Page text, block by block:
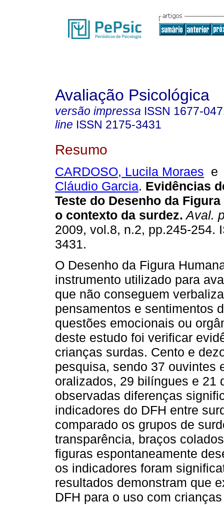
Avaliação Psicológica
versão impressa ISSN 1677-
line ISSN 2175-3431
Resumo
CARDOSO, Lucila Moraes
Cláudio Garcia. Evidências
Teste do Desenho da
o contexto da surdez. Aval.
2009, vol.8, n.2, pp.245-254.
3431.
O Desenho da Figura
instrumento utilizado para
que não conseguem
pensamentos e sentimentos
questões emocionais ou
deste estudo foi verificar
crianças surdas. Cento e
pesquisa, sendo 37 ouvintes
oralizados, 29 bilíngues e 21
observadas diferenças
indicadores do DFH entre
comparado os grupos de
transparência, braços
figuras espontaneamente
os indicadores foram
resultados demonstram que
DFH para o uso com